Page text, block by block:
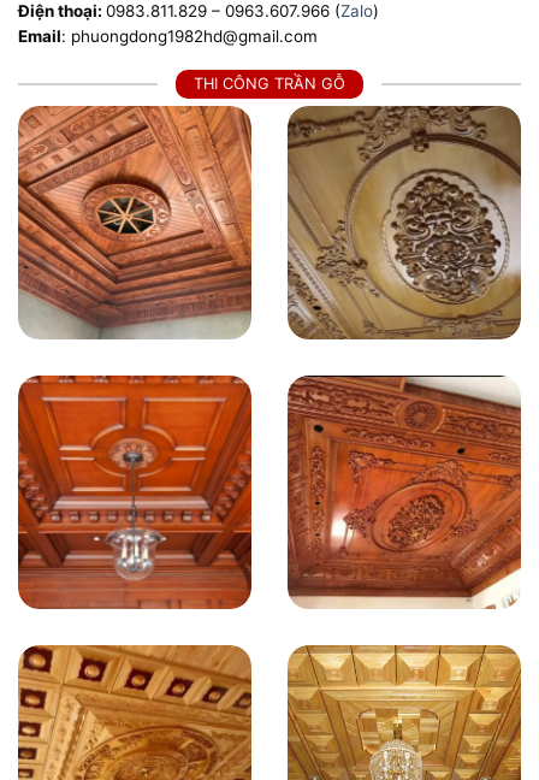
Điện thoại: 0983.811.829 – 0963.607.966 (Zalo)
Email: phuongdong1982hd@gmail.com
THI CÔNG TRẦN GỖ